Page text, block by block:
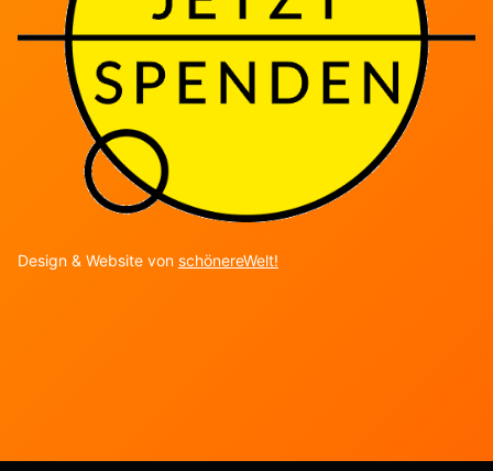
Design & Website vonschönereWelt!